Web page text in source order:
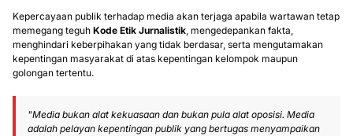
Kepercayaan publik terhadap media akan terjaga apabila wartawan tetap
memegang teguh Kode Etik Jurnalistik, mengedepankan fakta,
menghindari keberpihakan yang tidak berdasar, serta mengutamakan
kepentingan masyarakat di atas kepentingan kelompok maupun
golongan tertentu.
"Media bukan alat kekuasaan dan bukan pula alat oposisi. Media
adalah pelayan kepentingan publik yang bertugas menyampaikan